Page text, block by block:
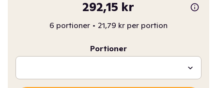
292,15 kr
6 portioner • 21,79 kr per portion
Portioner